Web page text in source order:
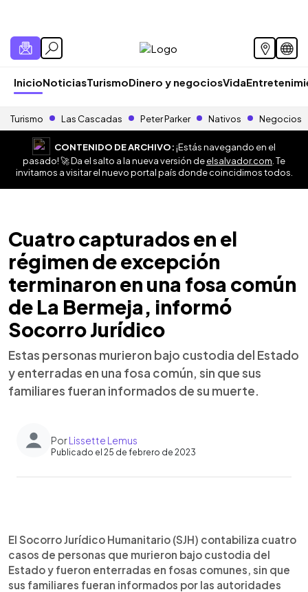
InicioNoticiasTurismoDinero y negociosVida
Turismo Las Cascadas Peter Parker Nativos Negocios
CONTENIDO DE ARCHIVO:¡Estás navegando en el
pasado! 🚀 Da el salto a la nueva versión deelsalvador.com . Te
invitamos a visitar el nuevo portal país donde coincidimos todos.
Cuatro capturados en el
régimen de excepción
terminaron en una fosa común
de La Bermeja, informó
Socorro Jurídico
Estas personas murieron bajo custodia del Estado
y enterradas en una fosa común, sin que sus
familiares fueran informados de su muerte.
PorLissette Lemus
Publicado el 25 de febrero de 2023
Escuchar artículo
El Socorro Jurídico Humanitario (SJH) contabiliza cuatro
casos de personas que murieron bajo custodia del
Estado y fueron enterradas en fosas comunes, sin que
sus familiares fueran informados por las autoridades